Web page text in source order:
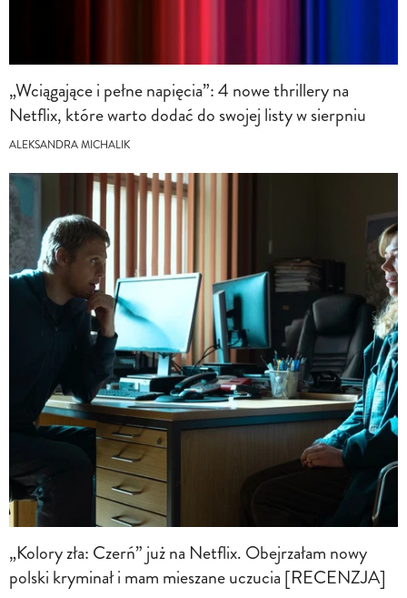
„Wciągające i pełne napięcia”: 4 nowe thrillery na
Netflix, które warto dodać do swojej listy w sierpniu
ALEKSANDRA MICHALIK
„Kolory zła: Czerń” już na Netflix. Obejrzałam nowy
polski kryminał i mam mieszane uczucia [RECENZJA]